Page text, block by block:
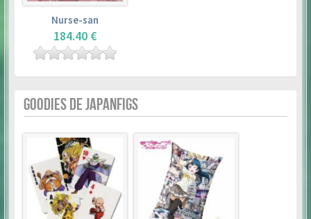
Nurse-san
184.40 €
GOODIES DE JAPANFIGS